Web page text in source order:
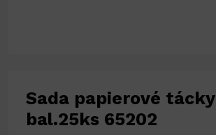
Sada papierové tácky
bal.25ks 65202